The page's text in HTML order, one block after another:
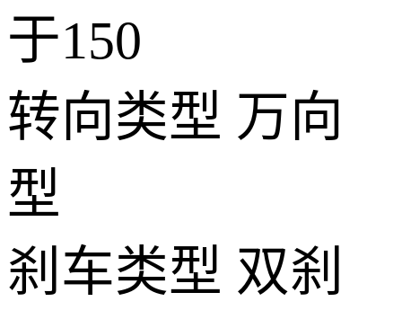
于150
转向类型 万向
型
刹车类型 双刹